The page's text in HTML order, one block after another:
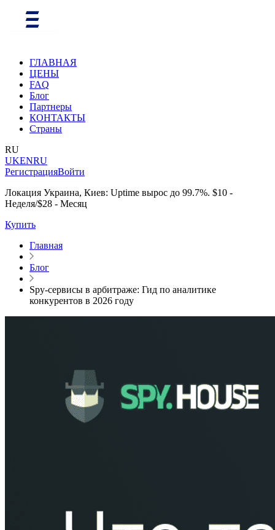
ГЛАВНАЯ
ЦЕНЫ
FAQ
Блог
Партнеры
КОНТАКТЫ
Страны
RU
UKENRU
РегистрацияВойти
Локация Украина, Киев: Uptime вырос до 99.7%. $10 -
Неделя/$28 - Месяц
Купить
Главная
Блог
Spy-сервисы в арбитраже: Гид по аналитике
конкурентов в 2026 году